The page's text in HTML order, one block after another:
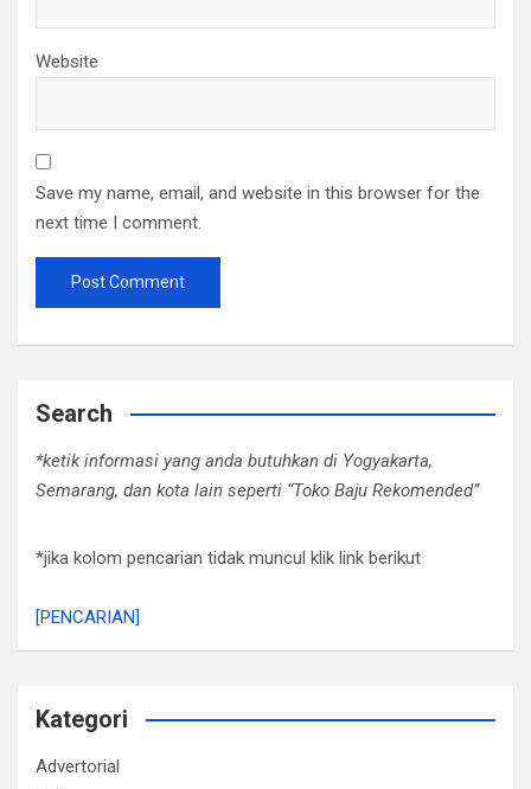
Website
Save my name, email, and website in this browser for the
next time I comment.
Search
*ketik informasi yang anda butuhkan di Yogyakarta,
Semarang, dan kota lain seperti “Toko Baju Rekomended”
*jika kolom pencarian tidak muncul klik link berikut
[PENCARIAN]
Kategori
Advertorial